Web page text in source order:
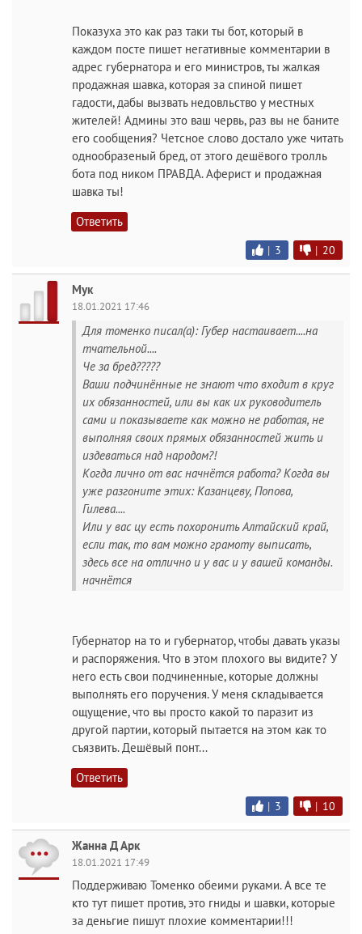
Показуха это как раз таки ты бот, который в
каждом посте пишет негативные комментарии в
адрес губернатора и его министров, ты жалкая
продажная шавка, которая за спиной пишет
гадости, дабы вызвать недовльство у местных
жителей! Админы это ваш червь, раз вы не баните
его сообщения? Четсное слово достало уже читать
однообразеный бред, от этого дешёвого тролль
бота под ником ПРАВДА. Аферист и продажная
шавка ты!
Ответить
| 3 | 20
Мук
18.01.2021 17:46
Для томенко писал(а): Губер настаивает....на
тчательной....
Че за бред?????
Ваши подчинённые не знают что входит в круг
их обязанностей, или вы как их руководитель
сами и показываете как можно не работая, не
выполняя своих прямых обязанностей жить и
издеваться над народом?!
Когда лично от вас начнётся работа? Когда вы
уже разгоните этих: Казанцеву, Попова,
Гилева....
Или у вас цу есть похоронить Алтайский край,
если так, то вам можно грамоту выписать,
здесь все на отлично и у вас и у вашей команды.
начнётся
Губернатор на то и губернатор, чтобы давать указы
и распоряжения. Что в этом плохого вы видите? У
него есть свои подчиненные, которые должны
выполнять его поручения. У меня складывается
ощущение, что вы просто какой то паразит из
другой партии, который пытается на этом как то
съязвить. Дешёвый понт...
Ответить
| 3 | 10
Жанна Д Арк
18.01.2021 17:49
Поддерживаю Томенко обеими руками. А все те
кто тут пишет против, это гниды и шавки, которые
за деньгие пишут плохие комментарии!!!